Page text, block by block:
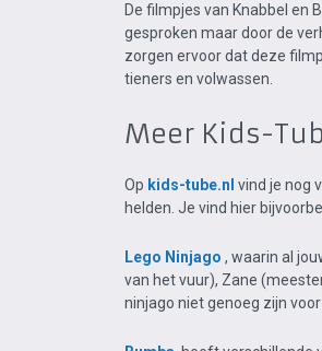
De filmpjes van Knabbel en
gesproken maar door de
zorgen ervoor dat deze
tieners en volwassen.
Meer Kids-
Op kids-tube.nl vind je nog
helden. Je vind hier
Lego Ninjago , waarin al
van het vuur), Zane
ninjago niet genoeg zijn